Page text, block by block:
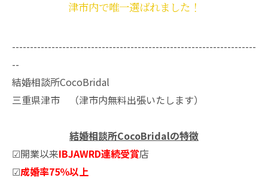
津市内で唯一選ばれました！
--------------------------------------------------------------------
--
結婚相談所CocoBridal
三重県津市 （津市内無料出張いたします）
結婚相談所CocoBridalの特徴
☑開業以来IBJAWRD連続受賞店
☑成婚率75％以上